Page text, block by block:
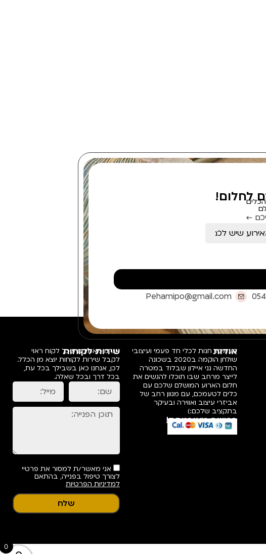
לחלום!
←
Pehamipo@gmail.com
אודות
פעמיפו, חנות לכלי חד פעמי ועיצובי
שולחן הוקמה ב2020 בשכונה
החדשה גני איילון שבלוד במטרה
לייצר מרחב שבו תוכלו להגשים את
חלום הארוע המושלם שלכם עם
כלים לטעמכם, עם מגוון רחב של
אביזרי עיצוב ואווירה ובעיקר
בתקציב שלכם:)
רכישה מאובטחת!
שירות לקוחות
אנחנו מאמינים שכל לקוח ראוי
לקבל שירות לקוחות יוצא מן הכלל.
לכן, אנחנו כאן בשבילך בכל עת,
בכל דרך ובכל שאלה.
אני מאשר/ת למסור את פרטיי
לצורך טיפול בפנייה, בהתאם
למדיניות הפרטיות
שלח
0